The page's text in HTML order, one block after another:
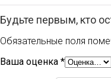
Будьте первым, кто
Обязательные поля
Ваша оценка *